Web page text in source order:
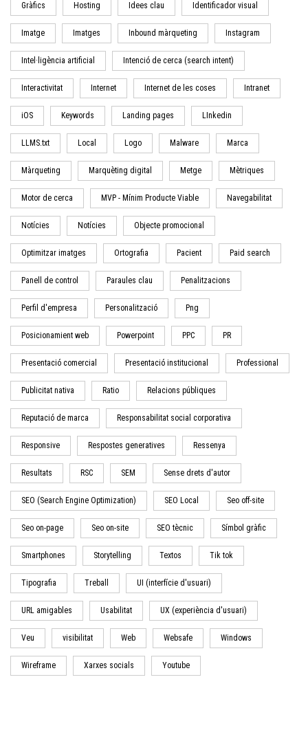
Gràfics Hosting Idees clau Identificador visual
Imatge Imatges Inbound màrqueting Instagram
Intel·ligència artificial Intenció de cerca (search intent)
Interactivitat Internet Internet de les coses Intranet
iOS Keywords Landing pages LInkedin
LLMS.txt Local Logo Malware Marca
Màrqueting Marquèting digital Metge Mètriques
Motor de cerca MVP - Mínim Producte Viable Navegabilitat
Notícies Notícies Objecte promocional
Optimitzar imatges Ortografia Pacient Paid search
Panell de control Paraules clau Penalitzacions
Perfil d'empresa Personalització Png
Posicionamient web Powerpoint PPC PR
Presentació comercial Presentació institucional Professional
Publicitat nativa Ratio Relacions públiques
Reputació de marca Responsabilitat social corporativa
Responsive Respostes generatives Ressenya
Resultats RSC SEM Sense drets d'autor
SEO (Search Engine Optimization) SEO Local Seo off-site
Seo on-page Seo on-site SEO tècnic Símbol gràfic
Smartphones Storytelling Textos Tik tok
Tipografia Treball UI (interfície d'usuari)
URL amigables Usabilitat UX (experiència d'usuari)
Veu visibilitat Web Websafe Windows
Wireframe Xarxes socials Youtube